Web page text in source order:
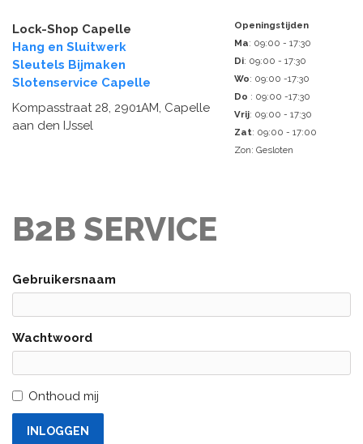
Lock-Shop Capelle
Hang en Sluitwerk
Sleutels Bijmaken
Slotenservice Capelle
Kompasstraat 28, 2901AM, Capelle
aan den IJssel
Openingstijden
Ma: 09:00 - 17:30
Di: 09:00 - 17:30
Wo: 09:00 -17:30
Do : 09:00 -17:30
Vrij: 09:00 - 17:30
Zat: 09:00 - 17:00
Zon: Gesloten
B2B SERVICE
Gebruikersnaam
Wachtwoord
Onthoud mij
INLOGGEN